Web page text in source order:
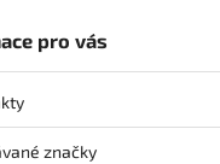
pro vás
značky